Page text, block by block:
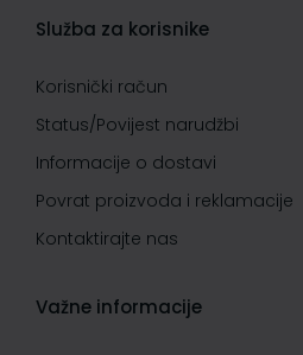
Služba za korisnike
Korisnički račun
Status/Povijest narudžbi
Informacije o dostavi
Povrat proizvoda i reklamacije
Kontaktirajte nas
Važne informacije